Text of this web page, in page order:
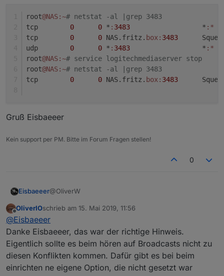
root@NAS:~# netstat -al |grep 3483
tcp 0 0 * : 3483
                  *
:*
tcp 0 0 NAS.fritz. box: 3483
udp 0 0 * : 3483
                  *
:*
root@NAS:~# service logitechmediaserver stop
root@NAS:~# netstat -al |grep 3483
tcp 0 0 NAS.fritz. box: 3483
Gruß Eisbaeeer
Kein support per PM. Bitte im Forum Fragen stellen!
0
Eisbaeeer@OliverW
@OliverW sagte inNeuer Adapter SqueezeboxRPC
hast du nur eine squeezebox oder auch einen
LMS-Server?
Jep, der läuft auf der gleichen Maschine. Und das
bringt mich gleich zu dem Problem, dass dein
Adapter den Port nutzen möchte, den Squeezebox
Offline
OliverIOschrieb am 15. Mai 2019, 11:56
zuletzt editiert von
@Eisbaeeer
Danke Eisbaeeer, das war der richtige Hinweis.
Eigentlich sollte es beim hören auf Broadcasts nicht zu
diesen Konflikten kommen. Dafür gibt es bei beim
einrichten ne eigene Option, die nicht gesetzt war